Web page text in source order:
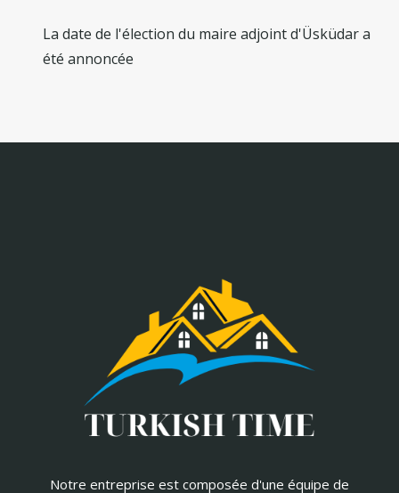
La date de l'élection du maire adjoint d'Üsküdar a
été annoncée
Notre entreprise est composée d'une équipe de